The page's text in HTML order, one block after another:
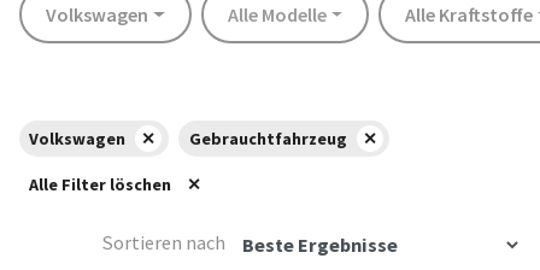
Volkswagen Alle Modelle Alle Kraftstoffe
Volkswagen Gebrauchtfahrzeug
Alle Filter löschen
Sortieren nach